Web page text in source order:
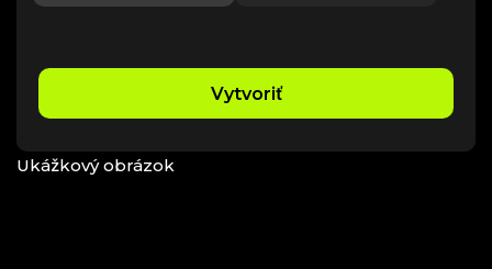
Vytvoriť
Ukážkový obrázok